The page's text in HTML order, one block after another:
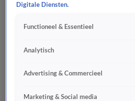
Digitale Diensten.
Functioneel & Essentieel
Analytisch
Advertising & Commercieel
Marketing & Social media